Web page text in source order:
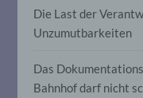
Die Last der
Unzumutbarkeiten
Das
Bahnhof darf nicht
auf welche